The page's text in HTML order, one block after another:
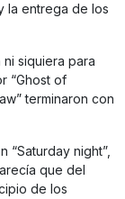
la entrega de los
siquiera para
“Ghost of
terminaron con
“Saturday night”,
que del
de los